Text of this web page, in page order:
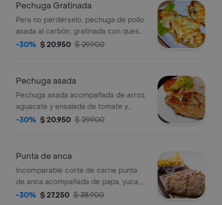
Pechuga Gratinada
Para no perdérselo. pechuga de pollo
asada al carbón. gratinada con queso
doble crema. acompañada de papa,
-30% $ 20.950 $ 29.900
Pechuga asada
Pechuga asada acompañada de arroz,
aguacate y ensalada de tomate y
lechuga.
-30% $ 20.950 $ 29.900
Punta de anca
Incomparable corte de carne punta
de anca acompañada de papa, yuca,
plátano, guacamole.
-30% $ 27.250 $ 38.900